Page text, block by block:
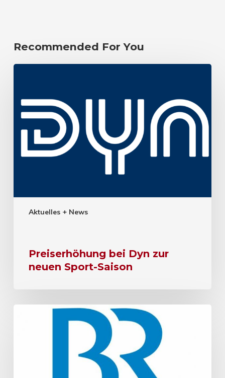
Recommended For You
Aktuelles + News
Preiserhöhung bei Dyn zur
neuen Sport-Saison